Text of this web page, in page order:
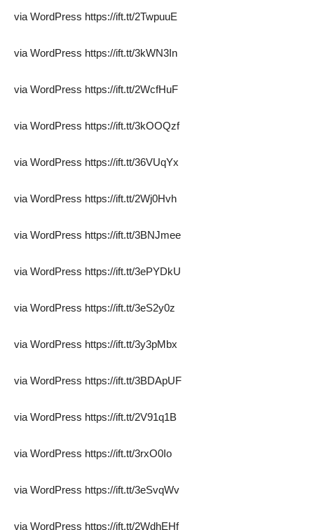
via WordPress https://ift.tt/2TwpuuE
via WordPress https://ift.tt/3kWN3In
via WordPress https://ift.tt/2WcfHuF
via WordPress https://ift.tt/3kOOQzf
via WordPress https://ift.tt/36VUqYx
via WordPress https://ift.tt/2Wj0Hvh
via WordPress https://ift.tt/3BNJmee
via WordPress https://ift.tt/3ePYDkU
via WordPress https://ift.tt/3eS2y0z
via WordPress https://ift.tt/3y3pMbx
via WordPress https://ift.tt/3BDApUF
via WordPress https://ift.tt/2V91q1B
via WordPress https://ift.tt/3rxO0Io
via WordPress https://ift.tt/3eSvqWv
via WordPress https://ift.tt/2WdhEHf